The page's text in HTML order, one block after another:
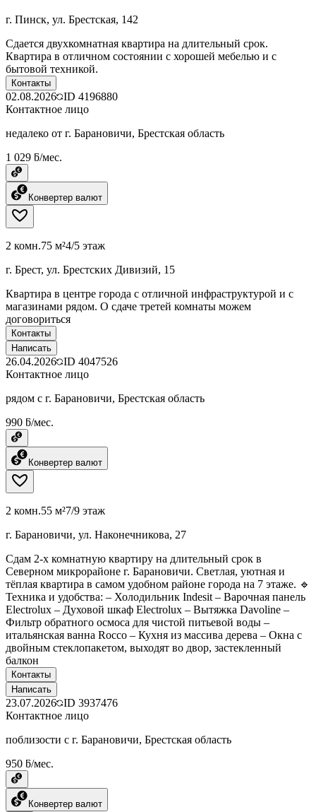
г. Пинск, ул. Брестская, 142
Сдается двухкомнатная квартира на длительный срок.
Квартира в отличном состоянии с хорошей мебелью и с
бытовой техникой.
Контакты
02.08.2026 ID 4196880
Контактное лицо
недалеко от г. Барановичи, Брестская область
1 029 ƃ/мес.
Конвертер валют
2 комн.75 м²4/5 этаж
г. Брест, ул. Брестских Дивизий, 15
Квартира в центре города с отличной инфраструктурой и с
магазинами рядом. О сдаче третей комнаты можем
договориться
Контакты
Написать
26.04.2026 ID 4047526
Контактное лицо
рядом с г. Барановичи, Брестская область
990 ƃ/мес.
Конвертер валют
2 комн.55 м²7/9 этаж
г. Барановичи, ул. Наконечникова, 27
Сдам 2-х комнатную квартиру на длительный срок в
Северном микрорайоне г. Барановичи. Светлая, уютная и
тёплая квартира в самом удобном районе города на 7 этаже. 🔹
Техника и удобства: – Холодильник Indesit – Варочная панель
Electrolux – Духовой шкаф Electrolux – Вытяжка Davoline –
Фильтр обратного осмоса для чистой питьевой воды –
итальянская ванна Rocco – Кухня из массива дерева – Окна с
двойным стеклопакетом, выходят во двор, застекленный
балкон
Контакты
Написать
23.07.2026 ID 3937476
Контактное лицо
поблизости с г. Барановичи, Брестская область
950 ƃ/мес.
Конвертер валют